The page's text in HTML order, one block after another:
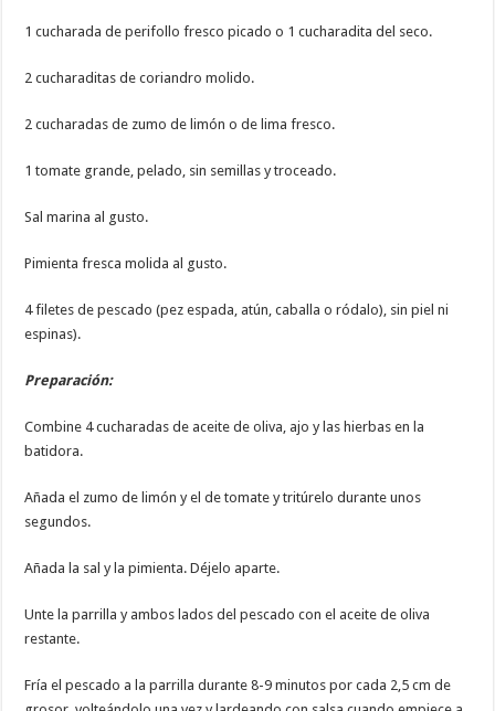
1 cucharada de perifollo fresco picado o 1 cucharadita del seco.
2 cucharaditas de coriandro molido.
2 cucharadas de zumo de limón o de lima fresco.
1 tomate grande, pelado, sin semillas y troceado.
Sal marina al gusto.
Pimienta fresca molida al gusto.
4 filetes de pescado (pez espada, atún, caballa o ródalo), sin piel ni
espinas).
Preparación:
Combine 4 cucharadas de aceite de oliva, ajo y las hierbas en la
batidora.
Añada el zumo de limón y el de tomate y tritúrelo durante unos
segundos.
Añada la sal y la pimienta. Déjelo aparte.
Unte la parrilla y ambos lados del pescado con el aceite de oliva
restante.
Fría el pescado a la parrilla durante 8-9 minutos por cada 2,5 cm de